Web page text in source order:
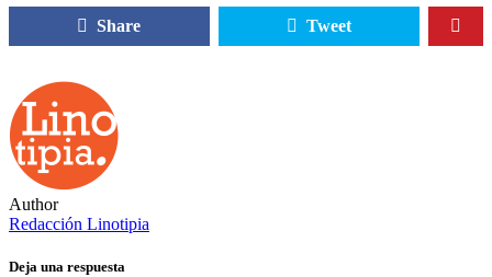
Share Tweet
Author
Redacción Linotipia
Deja una respuesta